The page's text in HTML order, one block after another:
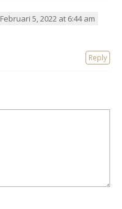
Februari 5, 2022 at 6:44 am
Reply